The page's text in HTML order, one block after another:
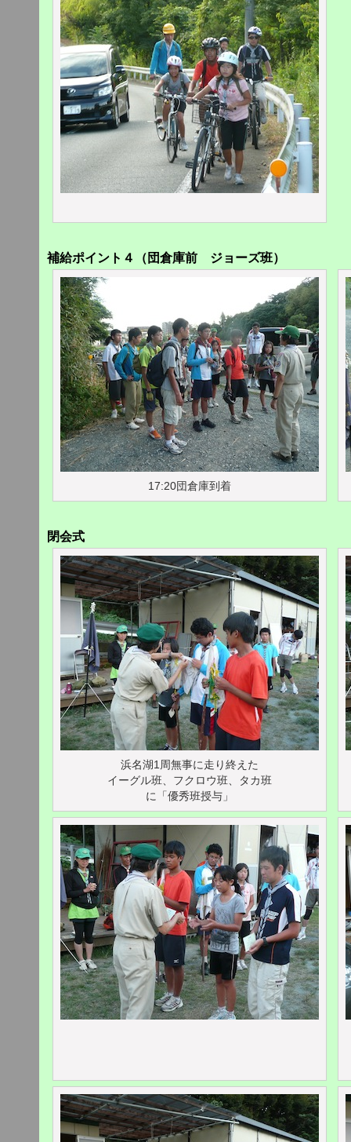
補給ポイント４（団倉庫前 ジョーズ班）
17:20団倉庫到着
閉会式
浜名湖1周無事に走り終えた
イーグル班、フクロウ班、タカ班
に「優秀班授与」